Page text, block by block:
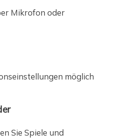
Mikrofon oder
möglich
Sie Spiele und